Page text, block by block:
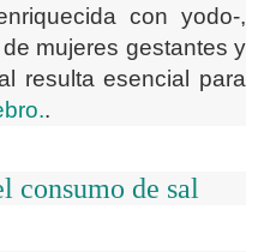
con yodo-,
mujeres gestantes y
resulta esencial para
.
consumo de sal